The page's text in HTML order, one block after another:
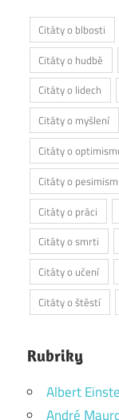
Citáty o blbosti
Citáty o hudbě
Citáty o lidech
Citáty o myšlení
Citáty o
Citáty o
Citáty o práci
Citáty o smrti
Citáty o učení
Citáty o štěstí
Rubriky
Albert
André